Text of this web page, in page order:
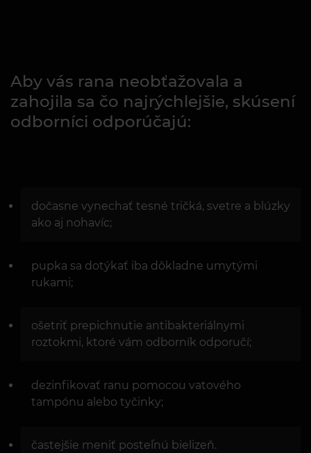
Aby vás rana neobťažovala a
zahojila sa čo najrýchlejšie, skúsení
odborníci odporúčajú:
dočasne vynechať tesné tričká, svetre a blúzky
ako aj nohavíc;
pupka sa dotýkať iba dôkladne umytými
rukami;
ošetriť prepichnutie antibakteriálnymi
roztokmi, ktoré vám odborník odporučí;
dezinfikovať ranu pomocou vatového
tampónu alebo tyčinky;
častejšie meniť posteľnú bielizeň.